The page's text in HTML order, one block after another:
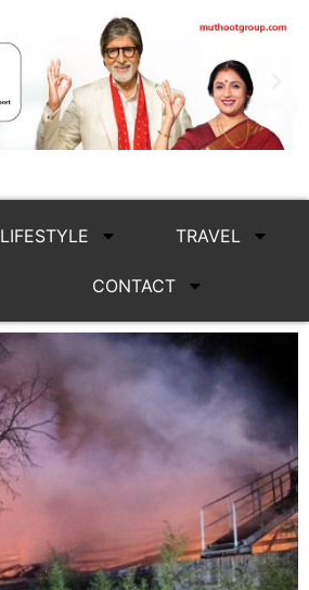
LIFESTYLE TRAVEL
CONTACT